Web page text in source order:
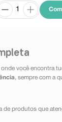
você encontra
, sempre com a
de produtos que